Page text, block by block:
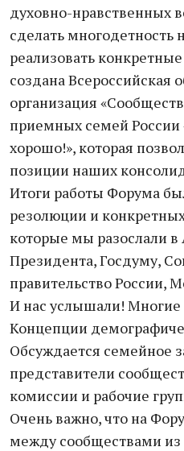
духовно-нравственных
сделать многодетность
реализовать
создана Всероссийская
организация
приемных семей России
хорошо!», которая
позиции наших
Итоги работы Форума
резолюции и
которые мы разослали
Президента, Госдуму,
правительство России,
И нас услышали!
Концепции
Обсуждается семейное
представители
комиссии и рабочие
Очень важно, что на
между сообществами из